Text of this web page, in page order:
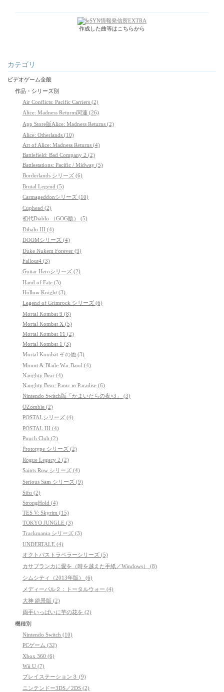
作成した曲等はこちらから
カテゴリ
ビデオゲーム全般
作品・シリーズ別
Air Conflicts: Pacific Carriers (2)
Alice: Madness Returns関連 (26)
App Store版Alice: Madness Returns (2)
Alice: Otherlands (10)
Art of Alice: Madness Returns (4)
Battlefield: Bad Company 2 (2)
Battlestations: Pacific / Midway (5)
Borderlands シリーズ (6)
Brutal Legend (5)
Carmageddonシリーズ (10)
Cuphead (2)
初代Diablo （GOG版） (5)
Dibalo III (4)
DOOMシリーズ (4)
Duke Nukem Forever (9)
Fallout4 (3)
Guitar Heroシリーズ (2)
Hand of Fate (3)
Hollow Knight (3)
Legend of Grimrock シリーズ (6)
Mortal Kombat 9 (8)
Mortal Kombat X (5)
Mortal Kombat 11 (2)
Mortal Kombat 1 (3)
Mortal Kombat その他 (3)
Mount & Blade:War Band (4)
Naughty Bear (4)
Naughty Bear: Panic in Paradise (6)
Nintendo Switch版「かまいたちの夜×3」 (3)
OZombie (2)
POSTALシリーズ (4)
POSTAL III (4)
Punch Club (2)
Prototype シリーズ (2)
Rogue Legacy 2 (2)
Saints Row シリーズ (4)
Serious Sam シリーズ (9)
Sifu (2)
StrongHold (4)
TES V: Skyrim (15)
TOKYO JUNGLE (3)
Trackmania シリーズ (3)
UNDERTALE (4)
オクトパストラベラーシリーズ (5)
カサブランカに愛を（時を越えた手紙／Windows） (8)
シムシティ（2013年版） (6)
メディーバル２：トータルウォー (4)
大神 絶景版 (2)
両手いっぱいに芋の花を (2)
機種別
Nintendo Switch (10)
PCゲーム (32)
Xbox 360 (6)
Wii U (7)
プレイステーション３ (9)
ニンテンドー3DS／2DS (2)